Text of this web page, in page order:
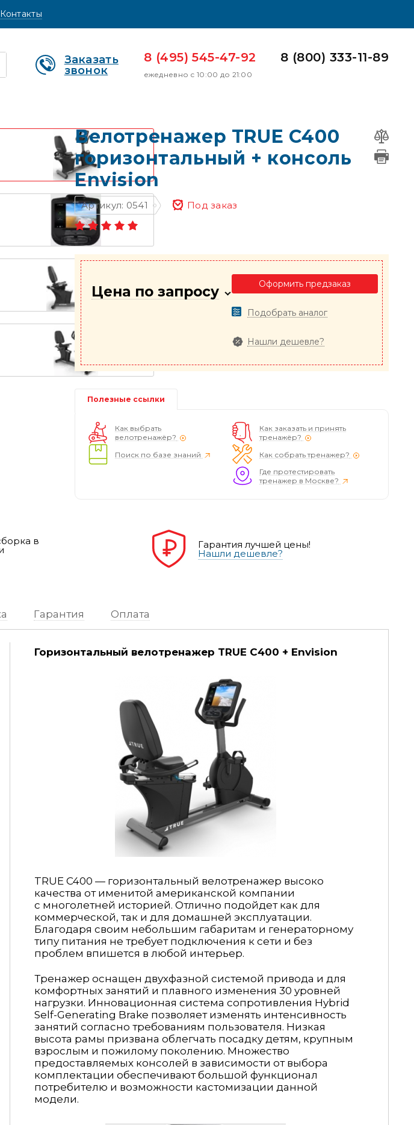
Контакты
Заказать
звонок
8 (495) 545-47-92
ежедневно с 10:00 до 21:00
8 (800) 333-11-89
Велотренажер TRUE C400
горизонтальный + консоль
Envision
Артикул: 0541 Под заказ
Цена по запросу Оформить предзаказ
Подобрать аналог
Нашли дешевле?
Полезные ссылки
Как выбрать
велотренажёр?
Поиск по базе знаний
Как заказать и принять
тренажёр?
Как собрать тренажер?
Где протестировать
тренажер в Москве?
в Гарантия лучшей цены!
Нашли дешевле?
Гарантия Оплата
Горизонтальный велотренажер TRUE C400 + Envision
TRUE C400 — горизонтальный велотренажер высоко
качества от именитой американской компании
с многолетней историей. Отлично подойдет как для
коммерческой, так и для домашней эксплуатации.
Благодаря своим небольшим габаритам и генераторному
типу питания не требует подключения к сети и без
проблем впишется в любой интерьер.
Тренажер оснащен двухфазной системой привода и для
комфортных занятий и плавного изменения 30 уровней
нагрузки. Инновационная система сопротивления Hybrid
Self-Generating Brake позволяет изменять интенсивность
занятий согласно требованиям пользователя. Низкая
высота рамы призвана облегчать посадку детям, крупным
взрослым и пожилому поколению. Множество
предоставляемых консолей в зависимости от выбора
комплектации обеспечивают большой функционал
потребителю и возможности кастомизации данной
модели.